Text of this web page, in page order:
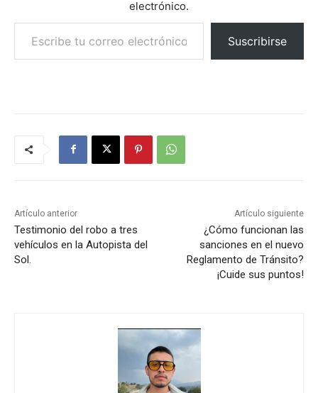
electrónico.
Escribe tu correo electrónico…
Suscribirse
Artículo anterior
Testimonio del robo a tres
vehículos en la Autopista del
Sol.
Artículo siguiente
¿Cómo funcionan las
sanciones en el nuevo
Reglamento de Tránsito?
¡Cuide sus puntos!